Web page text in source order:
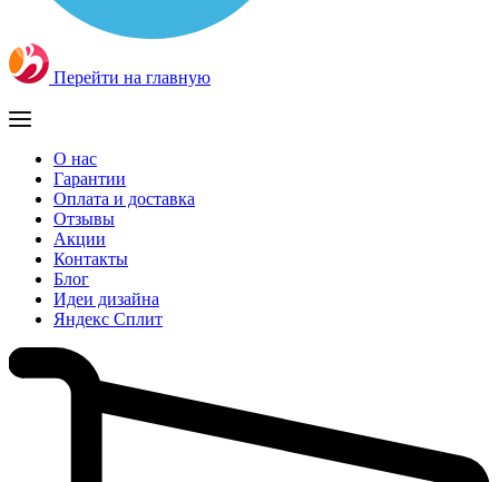
Перейти на главную
О нас
Гарантии
Оплата и доставка
Отзывы
Акции
Контакты
Блог
Идеи дизайна
Яндекс Сплит